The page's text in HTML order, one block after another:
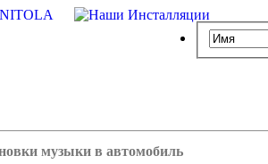
музыки в автомобиль